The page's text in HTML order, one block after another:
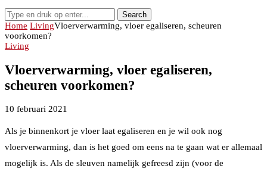
Search
Home LivingVloerverwarming, vloer egaliseren, scheuren
voorkomen?
Living
Vloerverwarming, vloer egaliseren,
scheuren voorkomen?
10 februari 2021
Als je binnenkort je vloer laat egaliseren en je wil ook nog
vloerverwarming, dan is het goed om eens na te gaan wat er allemaal
mogelijk is. Als de sleuven namelijk gefreesd zijn (voor de